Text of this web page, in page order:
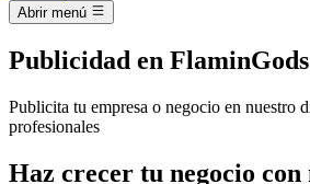
Abrir menú
Publicidad en FlaminGods
Publicita tu empresa o negocio en nuestro
profesionales
Haz crecer tu negocio con